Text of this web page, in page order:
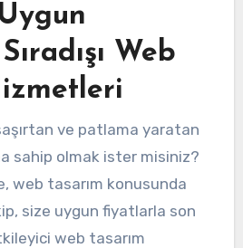
Web
ve patlama yaratan
sahip olmak ister misiniz?
web tasarım konusunda
size uygun fiyatlarla son
web tasarım